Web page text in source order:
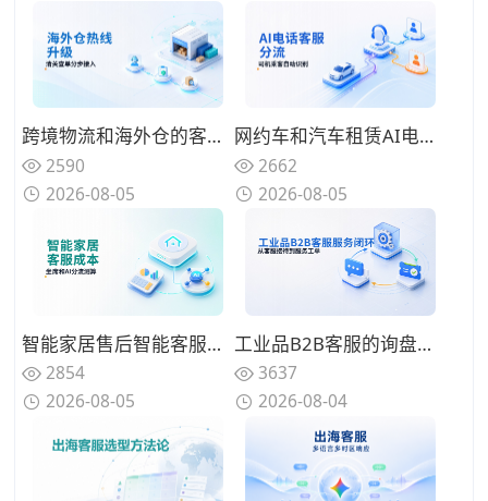
跨境物流和海外仓的客服热线从人工升级到智能客服系统，报关清关和查单催单怎么分步接入
2590
2026-08-05
网约车和汽车租赁AI电话客服系统搭建：司机乘客身份识别与多品牌自动分流的方案设计
2662
2026-08-05
智能家居售后智能客服系统一年投入多少？坐席数量和AI分流比例的成本拆解
2854
2026-08-05
工业品B2B客服的询盘与售后怎么管？从企微群接待、技术问题分派到工单系统闭环的运营方法
3637
2026-08-04